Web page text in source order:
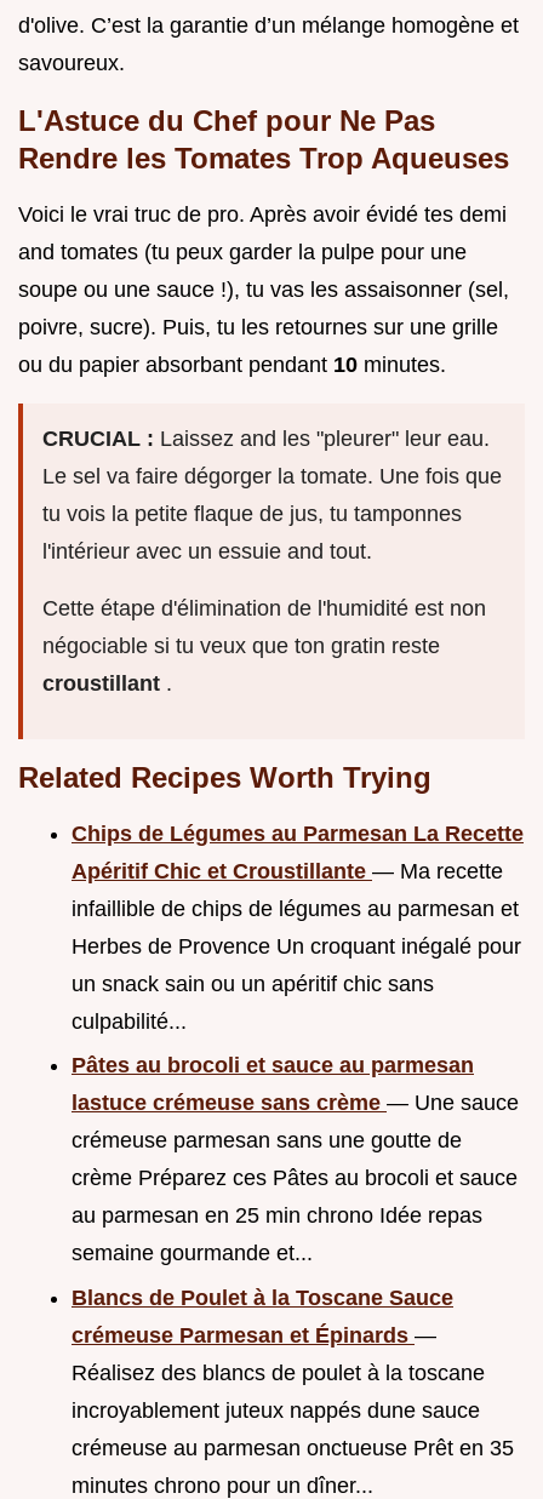
d'olive. C’est la garantie d’un mélange homogène et
savoureux.
L'Astuce du Chef pour Ne Pas
Rendre les Tomates Trop Aqueuses
Voici le vrai truc de pro. Après avoir évidé tes demi
and tomates (tu peux garder la pulpe pour une
soupe ou une sauce !), tu vas les assaisonner (sel,
poivre, sucre). Puis, tu les retournes sur une grille
ou du papier absorbant pendant 10 minutes.
CRUCIAL : Laissez and les "pleurer" leur eau.
Le sel va faire dégorger la tomate. Une fois que
tu vois la petite flaque de jus, tu tamponnes
l'intérieur avec un essuie and tout.
Cette étape d'élimination de l'humidité est non
négociable si tu veux que ton gratin reste
croustillant .
Related Recipes Worth Trying
Chips de Légumes au Parmesan La Recette
Apéritif Chic et Croustillante — Ma recette
infaillible de chips de légumes au parmesan et
Herbes de Provence Un croquant inégalé pour
un snack sain ou un apéritif chic sans
culpabilité...
Pâtes au brocoli et sauce au parmesan
lastuce crémeuse sans crème — Une sauce
crémeuse parmesan sans une goutte de
crème Préparez ces Pâtes au brocoli et sauce
au parmesan en 25 min chrono Idée repas
semaine gourmande et...
Blancs de Poulet à la Toscane Sauce
crémeuse Parmesan et Épinards —
Réalisez des blancs de poulet à la toscane
incroyablement juteux nappés dune sauce
crémeuse au parmesan onctueuse Prêt en 35
minutes chrono pour un dîner...